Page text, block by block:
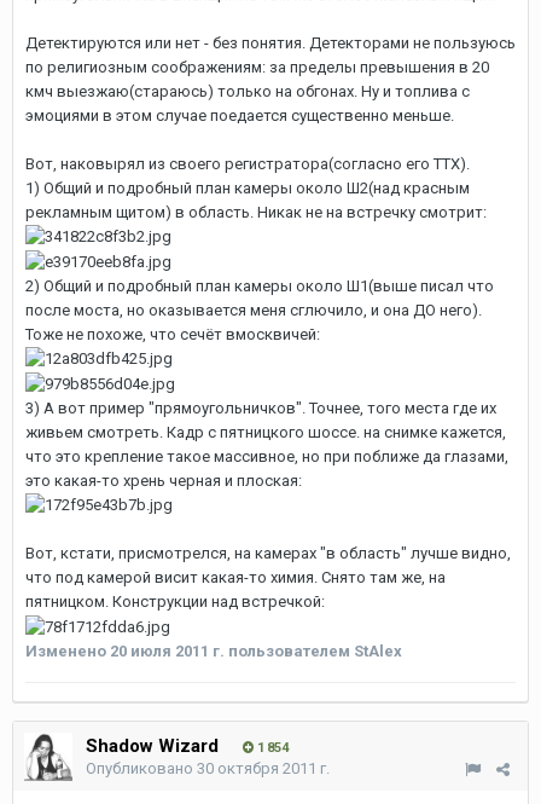
Детектируются или нет - без понятия. Детекторами не пользуюсь
по религиозным соображениям: за пределы превышения в 20
кмч выезжаю(стараюсь) только на обгонах. Ну и топлива с
эмоциями в этом случае поедается существенно меньше.
Вот, наковырял из своего регистратора(согласно его ТТХ).
1) Общий и подробный план камеры около Ш2(над красным
рекламным щитом) в область. Никак не на встречку смотрит:
2) Общий и подробный план камеры около Ш1(выше писал что
после моста, но оказывается меня сглючило, и она ДО него).
Тоже не похоже, что сечёт вмосквичей:
3) А вот пример "прямоугольничков". Точнее, того места где их
живьем смотреть. Кадр с пятницкого шоссе. на снимке кажется,
что это крепление такое массивное, но при поближе да глазами,
это какая-то хрень черная и плоская:
Вот, кстати, присмотрелся, на камерах "в область" лучше видно,
что под камерой висит какая-то химия. Снято там же, на
пятницком. Конструкции над встречкой:
Изменено 20 июля 2011 г. пользователем StAlex
Shadow Wizard 1 854
Опубликовано 30 октября 2011 г.